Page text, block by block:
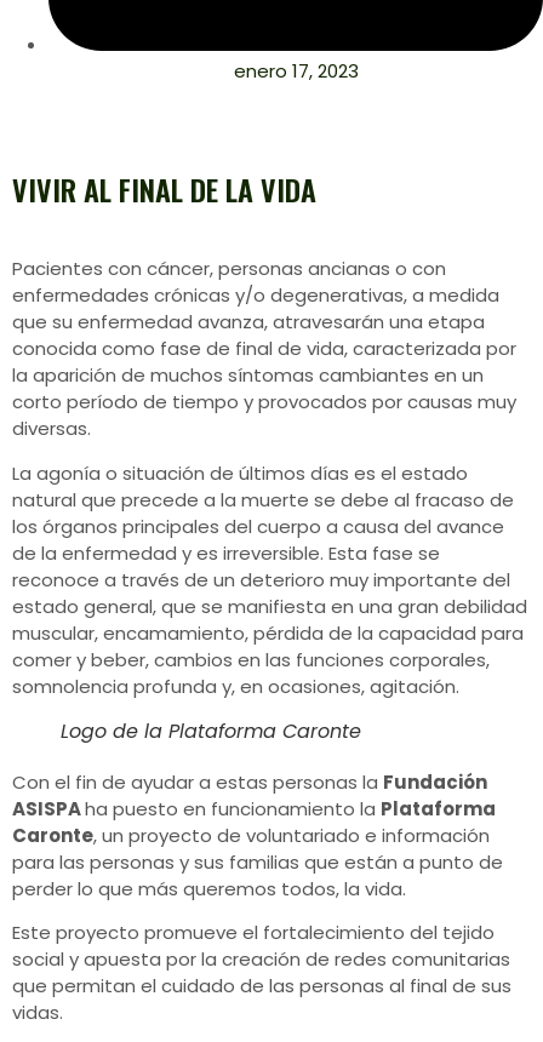
enero 17, 2023
VIVIR AL FINAL DE LA VIDA
Pacientes con cáncer, personas ancianas o con
enfermedades crónicas y/o degenerativas, a medida
que su enfermedad avanza, atravesarán una etapa
conocida como fase de final de vida, caracterizada por
la aparición de muchos síntomas cambiantes en un
corto período de tiempo y provocados por causas muy
diversas.
La agonía o situación de últimos días es el estado
natural que precede a la muerte se debe al fracaso de
los órganos principales del cuerpo a causa del avance
de la enfermedad y es irreversible. Esta fase se
reconoce a través de un deterioro muy importante del
estado general, que se manifiesta en una gran debilidad
muscular, encamamiento, pérdida de la capacidad para
comer y beber, cambios en las funciones corporales,
somnolencia profunda y, en ocasiones, agitación.
Logo de la Plataforma Caronte
Con el fin de ayudar a estas personas la Fundación
ASISPAha puesto en funcionamiento la Plataforma
Caronte, un proyecto de voluntariado e información
para las personas y sus familias que están a punto de
perder lo que más queremos todos, la vida.
Este proyecto promueve el fortalecimiento del tejido
social y apuesta por la creación de redes comunitarias
que permitan el cuidado de las personas al final de sus
vidas.